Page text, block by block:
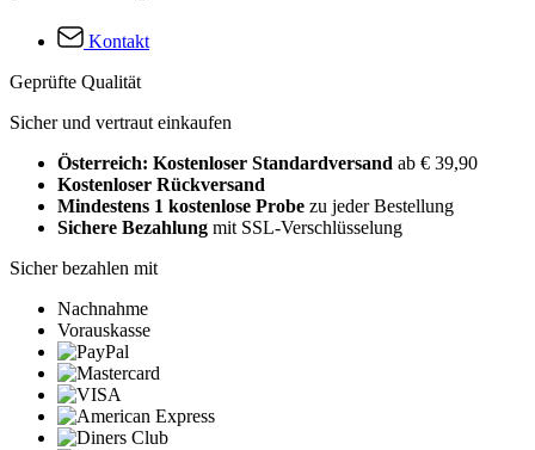
Kontakt
Geprüfte Qualität
Sicher und vertraut einkaufen
Österreich: Kostenloser Standardversand ab € 39,90
Kostenloser Rückversand
Mindestens 1 kostenlose Probe zu jeder Bestellung
Sichere Bezahlung mit SSL-Verschlüsselung
Sicher bezahlen mit
Nachnahme
Vorauskasse